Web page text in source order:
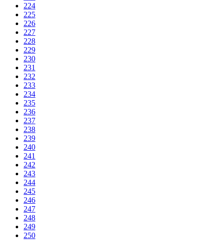
224
225
226
227
228
229
230
231
232
233
234
235
236
237
238
239
240
241
242
243
244
245
246
247
248
249
250